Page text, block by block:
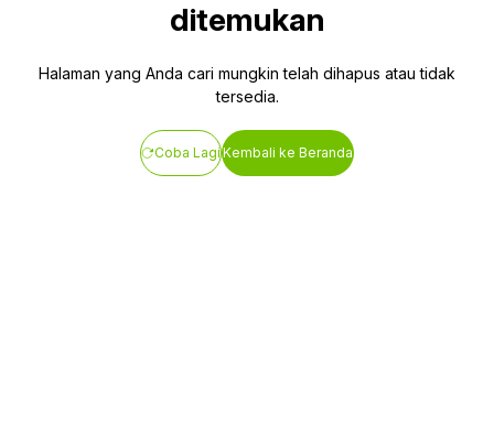
ditemukan
Halaman yang Anda cari mungkin telah dihapus atau tidak
tersedia.
Coba LagiKembali ke Beranda